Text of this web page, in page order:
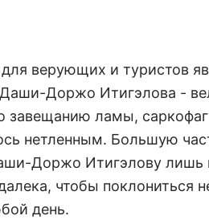
верующих и туристов
Доржо Итигэлова -
завещанию ламы,
нетленным. Большую
Доржо Итигэлову лишь
чтобы поклониться
день.